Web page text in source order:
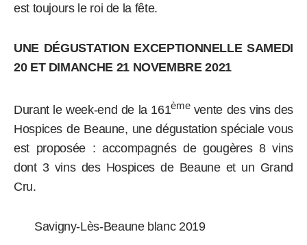
est toujours le roi de la fête.
UNE DÉGUSTATION EXCEPTIONNELLE SAMEDI
20 ET DIMANCHE 21 NOVEMBRE 2021
Durant le week-end de la 161èmevente des vins des
Hospices de Beaune, une dégustation spéciale vous
est proposée : accompagnés de gougères 8 vins
dont 3 vins des Hospices de Beaune et un Grand
Cru.
Savigny-Lès-Beaune blanc 2019